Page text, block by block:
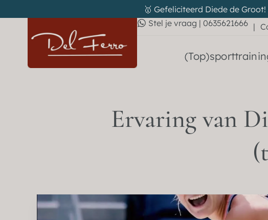
🥇 Gefeliciteerd Diede de
Stel je vraag | 0635621666 |
Ervaring van